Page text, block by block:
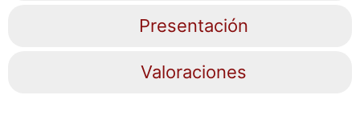
Presentación
Valoraciones